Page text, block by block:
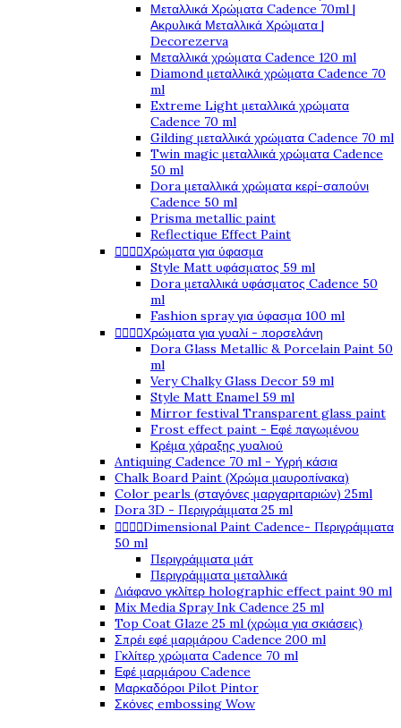
Μεταλλικά Χρώματα Cadence 70ml |
Ακρυλικά Μεταλλικά Χρώματα |
Decorezerva
Μεταλλικά χρώματα Cadence 120 ml
Diamond μεταλλικά χρώματα Cadence 70
ml
Extreme Light μεταλλικά χρώματα
Cadence 70 ml
Gilding μεταλλικά χρώματα Cadence 70 ml
Twin magic μεταλλικά χρώματα Cadence
50 ml
Dora μεταλλικά χρώματα κερί-σαπούνι
Cadence 50 ml
Prisma metallic paint
Reflectique Effect Paint
Χρώματα για ύφασμα
Style Matt υφάσματος 59 ml
Dora μεταλλικά υφάσματος Cadence 50
ml
Fashion spray για ύφασμα 100 ml
Χρώματα για γυαλί - πορσελάνη
Dora Glass Metallic & Porcelain Paint 50
ml
Very Chalky Glass Decor 59 ml
Style Matt Enamel 59 ml
Mirror festival Transparent glass paint
Frost effect paint - Εφέ παγωμένου
Κρέμα χάραξης γυαλιού
Antiquing Cadence 70 ml - Υγρή κάσια
Chalk Board Paint (Χρώμα μαυροπίνακα)
Color pearls (σταγόνες μαργαριταριών) 25ml
Dora 3D - Περιγράμματα 25 ml
Dimensional Paint Cadence- Περιγράμματα
50 ml
Περιγράμματα μάτ
Περιγράμματα μεταλλικά
Διάφανο γκλίτερ holographic effect paint 90 ml
Mix Media Spray Ink Cadence 25 ml
Top Coat Glaze 25 ml (χρώμα για σκιάσεις)
Σπρέι εφέ μαρμάρου Cadence 200 ml
Γκλίτερ χρώματα Cadence 70 ml
Εφέ μαρμάρου Cadence
Μαρκαδόροι Pilot Pintor
Σκόνες embossing Wow